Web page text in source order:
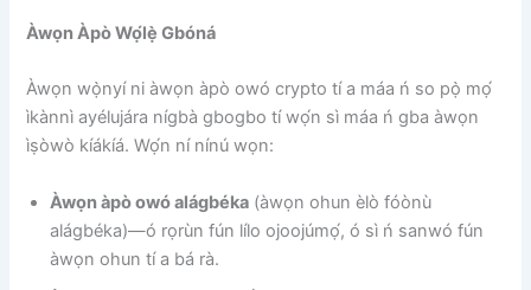
Àwọn Àpò Wọ́lẹ̀ Gbóná
Àwọn wọ̀nyí ni àwọn àpò owó crypto tí a máa ń so pọ̀ mọ́
ìkànnì ayélujára nígbà gbogbo tí wọ́n sì máa ń gba àwọn
ìṣòwò kíákíá. Wọ́n ní nínú wọn:
Àwọn àpò owó alágbéka (àwọn ohun èlò fóònù
alágbéka)—ó rọrùn fún lílo ojoojúmọ́, ó sì ń sanwó fún
àwọn ohun tí a bá rà.